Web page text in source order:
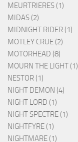
MEURTRIERES (1)
MIDAS (2)
MIDNIGHT RIDER (1)
MOTLEY CRUE (2)
MOTORHEAD (8)
MOURN THE LIGHT (1)
NESTOR (1)
NIGHT DEMON (4)
NIGHT LORD (1)
NIGHT SPECTRE (1)
NIGHTFYRE (1)
NIGHTMARE (1)